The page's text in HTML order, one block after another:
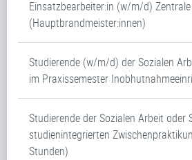
Einsatzbearbeiter:in (w/m/d)
(Hauptbrandmeister:innen)
Studierende (w/m/d) der Sozialen
im Praxissemester
Studierende der Sozialen Arbeit oder
studienintegrierten
Stunden)